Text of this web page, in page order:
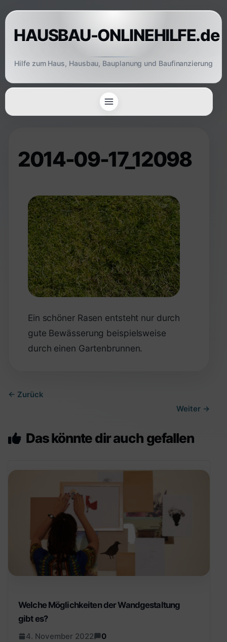
Skip
to
contentHAUSBAU-ONLINEHILFE.de
Hilfe zum Haus, Hausbau, Bauplanung und Baufinanzierung
2014-09-17_12098
Ein schöner Rasen entsteht nur durch
gute Bewässerung beispielsweise
durch einen Gartenbrunnen.
← Zurück
Weiter →
Das könnte dir auch gefallen
Welche Möglichkeiten der Wandgestaltung
gibt es?
4. November 2022 0